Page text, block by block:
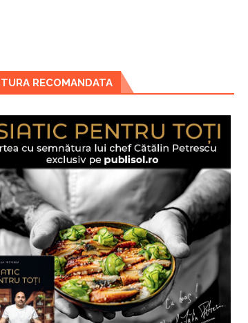
RECOMANDATA